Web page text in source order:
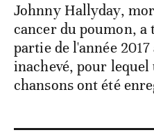
Johnny Hallyday,
cancer du poumon, a
partie de l'année
inachevé, pour lequel
chansons ont été